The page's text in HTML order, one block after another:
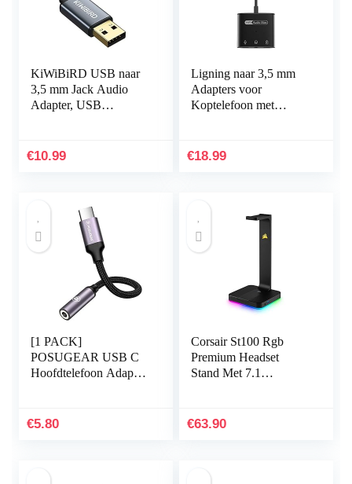
KiWiBiRD USB naar
3,5 mm Jack Audio
Adapter, USB
TRRS 4-polig, Externe
€10.99
Ligning naar 3,5 mm
Adapters voor
Koptelefoon met
Adapter Compatibel
€18.99
[1 PACK]
POSUGEAR USB C
Hoofdtelefoon Adapte,
3.5mm Adapter met
€5.80
Corsair St100 Rgb
Premium Headset
Stand Met 7.1
€63.90